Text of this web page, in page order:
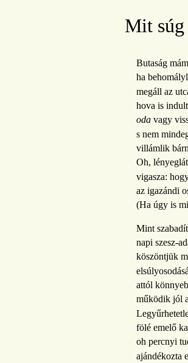
Mit súg
Butaság
ha
megáll az
hova is
odavagy
s nem
villámlik
Oh,
vigasza:
az igazándi
(Ha úgy is
Mint
napi szesz-
köszöntjük
attól
működik jól
fölé emelő
oh percnyi
ajándékozta